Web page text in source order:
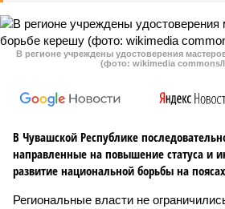
В регионе учреждены удостоверения
(фото: wikimedia commons/
В Чувашской Республике
направленные на повышение статуса и
развитие национальной борьбы на
Региональные власти не